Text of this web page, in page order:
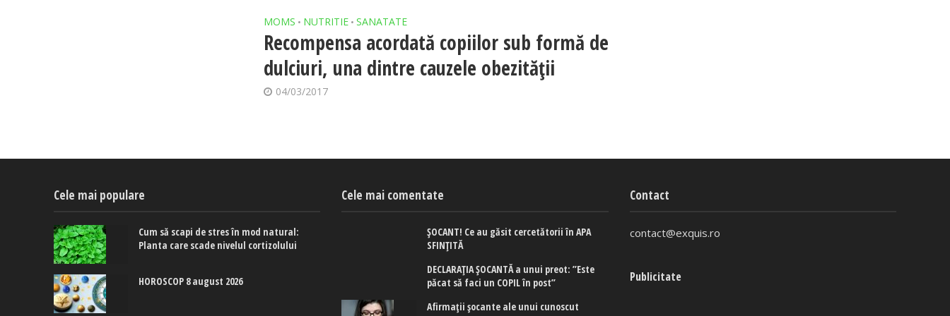
MOMS • NUTRITIE • SANATATE
Recompensa acordată copiilor sub formă de
dulciuri, una dintre cauzele obezității
04/03/2017
Cele mai populare
Cum să scapi de stres în mod natural:
Planta care scade nivelul cortizolului
HOROSCOP 8 august 2026
Cele mai comentate
ȘOCANT! Ce au găsit cercetătorii în APA
SFINȚITĂ
DECLARAȚIA ȘOCANTĂ a unui preot: ”Este
păcat să faci un COPIL în post”
Afirmaţii şocante ale unui cunoscut
Contact
contact@exquis.ro
Publicitate